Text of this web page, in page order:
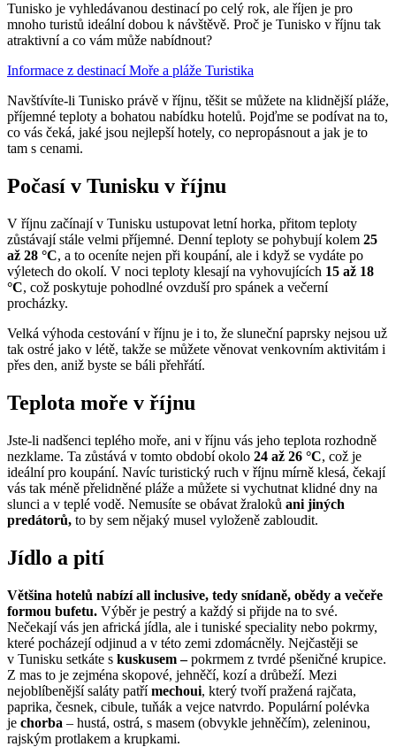
Tunisko je vyhledávanou destinací po celý rok, ale říjen je pro
mnoho turistů ideální dobou k návštěvě. Proč je Tunisko v říjnu tak
atraktivní a co vám může nabídnout?
Informace z destinacíMoře a pláže Turistika
Navštívíte-li Tunisko právě v říjnu, těšit se můžete na klidnější pláže,
příjemné teploty a bohatou nabídku hotelů. Pojďme se podívat na to,
co vás čeká, jaké jsou nejlepší hotely, co nepropásnout a jak je to
tam s cenami.
Počasí v Tunisku v říjnu
V říjnu začínají v Tunisku ustupovat letní horka, přitom teploty
zůstávají stále velmi příjemné. Denní teploty se pohybují kolem 25
až 28 °C, a to oceníte nejen při koupání, ale i když se vydáte po
výletech do okolí. V noci teploty klesají na vyhovujících 15 až 18
°C, což poskytuje pohodlné ovzduší pro spánek a večerní
procházky.
Velká výhoda cestování v říjnu je i to, že sluneční paprsky nejsou už
tak ostré jako v létě, takže se můžete věnovat venkovním aktivitám i
přes den, aniž byste se báli přehřátí.
Teplota moře v říjnu
Jste-li nadšenci teplého moře, ani v říjnu vás jeho teplota rozhodně
nezklame. Ta zůstává v tomto období okolo 24 až 26 °C, což je
ideální pro koupání. Navíc turistický ruch v říjnu mírně klesá, čekají
vás tak méně přelidněné pláže a můžete si vychutnat klidné dny na
slunci a v teplé vodě. Nemusíte se obávat žraloků ani jiných
predátorů, to by sem nějaký musel vyloženě zabloudit.
Jídlo a pití
Většina hotelů nabízí all inclusive, tedy snídaně, obědy a večeře
formou bufetu. Výběr je pestrý a každý si přijde na to své.
Nečekají vás jen africká jídla, ale i tuniské speciality nebo pokrmy,
které pocházejí odjinud a v této zemi zdomácněly. Nejčastěji se
v Tunisku setkáte s kuskusem –pokrmem z tvrdé pšeničné krupice.
Z mas to je zejména skopové, jehněčí, kozí a drůbeží. Mezi
nejoblíbenější saláty patřímechoui, který tvoří pražená rajčata,
paprika, česnek, cibule, tuňák a vejce natvrdo. Populární polévka
je chorba – hustá, ostrá, s masem (obvykle jehněčím), zeleninou,
rajským protlakem a krupkami.